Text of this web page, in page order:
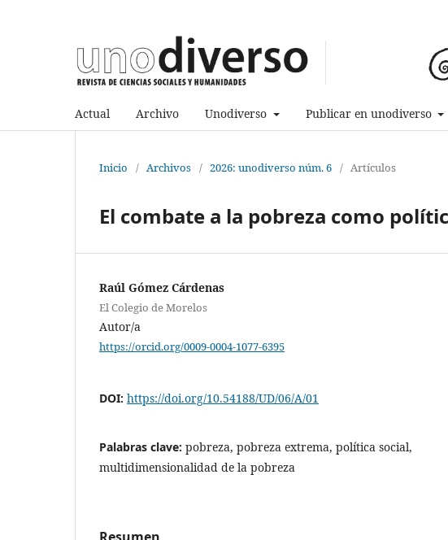
Actual Archivo Unodiverso Publicar en unodiverso
Inicio / Archivos / 2026: unodiverso núm. 6 / Artículos
El combate a la pobreza como
Raúl Gómez Cárdenas
El Colegio de Morelos
Autor/a
https://orcid.org/0009-0004-1077-6395
DOI: https://doi.org/10.54188/UD/06/A/01
Palabras clave: pobreza, pobreza extrema, política social,
multidimensionalidad de la pobreza